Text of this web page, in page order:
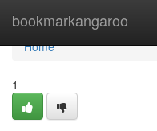
bookmarkangaroo
Home
Home
1